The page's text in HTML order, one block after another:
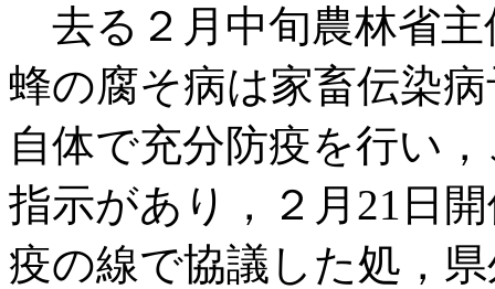
去る２月中旬農林省主
蜂の腐そ病は家畜伝染
自体で充分防疫を行い
指示があり，２月21日
疫の線で協議した処，